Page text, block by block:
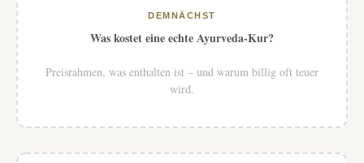
DEMNÄCHST
Was kostet eine echte Ayurveda-Kur?
Preisrahmen, was enthalten ist – und warum billig oft teuer
wird.